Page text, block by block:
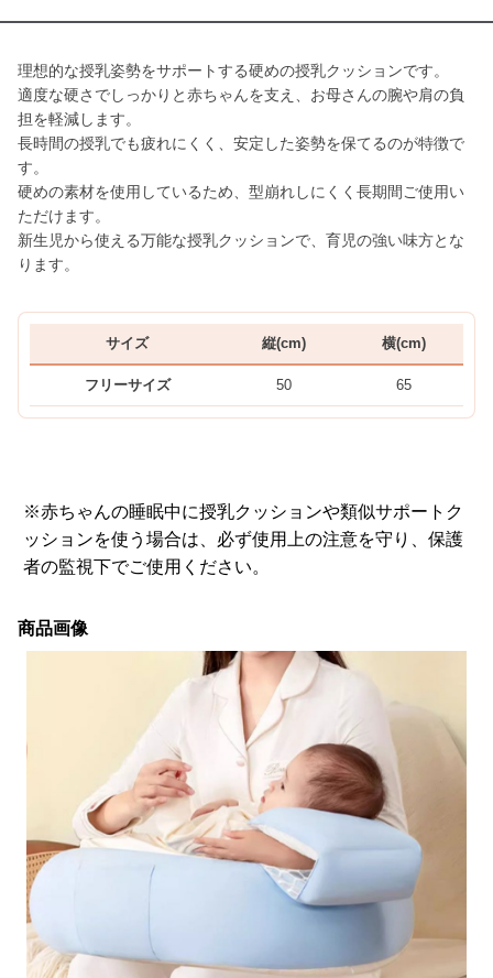
理想的な授乳姿勢をサポートする硬めの授乳クッションです。
適度な硬さでしっかりと赤ちゃんを支え、お母さんの腕や肩の負
担を軽減します。
長時間の授乳でも疲れにくく、安定した姿勢を保てるのが特徴で
す。
硬めの素材を使用しているため、型崩れしにくく長期間ご使用い
ただけます。
新生児から使える万能な授乳クッションで、育児の強い味方とな
ります。
サイズ 縦(cm) 横(cm)
フリーサイズ 50 65
※赤ちゃんの睡眠中に授乳クッションや類似サポートク
ッションを使う場合は、必ず使用上の注意を守り、保護
者の監視下でご使用ください。
商品画像